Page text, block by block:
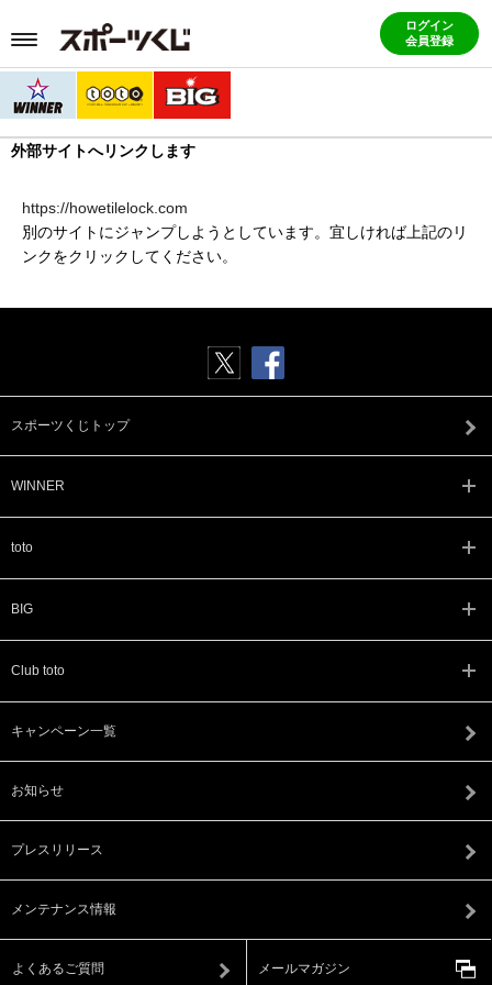
ログイン
会員登録
外部サイトへリンクします
https://howetilelock.com
別のサイトにジャンプしようとしています。宜しければ上記のリ
ンクをクリックしてください。
スポーツくじトップ
WINNER
toto
BIG
Club toto
キャンペーン一覧
お知らせ
プレスリリース
メンテナンス情報
よくあるご質問 メールマガジン